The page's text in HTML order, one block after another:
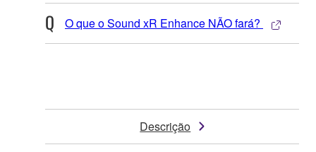
O que o Sound xR Enhance NÃO fará?
Descrição